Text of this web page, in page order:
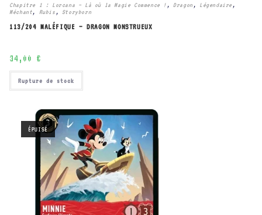
Chapitre 1 : Lorcana – Là où la Magie Commence ! , Dragon , Légendaire ,
Méchant, Rubis , Storyborn
113/204 MALÉFIQUE – DRAGON MONSTRUEUX
34,00 €
Rupture de stock
ÉPUISÉ